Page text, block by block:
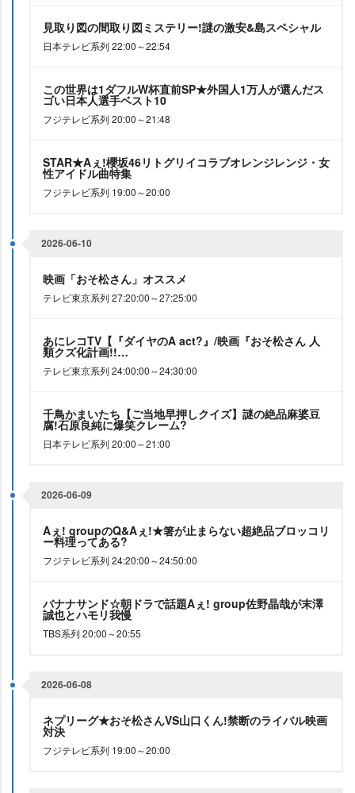
見取り図の間取り図ミステリー!謎の激安&島スペシャル
日本テレビ系列 22:00～22:54
この世界は1ダフルW杯直前SP★外国人1万人が選んだス
ゴい日本人選手ベスト10
フジテレビ系列 20:00～21:48
STAR★Aぇ!櫻坂46リトグリイコラブオレンジレンジ・女
性アイドル曲特集
フジテレビ系列 19:00～20:00
2026-06-10
映画「おそ松さん」オススメ
テレビ東京系列 27:20:00～27:25:00
あにレコTV【『ダイヤのA act?』/映画『おそ松さん 人
類クズ化計画!!…
テレビ東京系列 24:00:00～24:30:00
千鳥かまいたち【ご当地早押しクイズ】謎の絶品麻婆豆
腐!石原良純に爆笑クレーム?
日本テレビ系列 20:00～21:00
2026-06-09
Aぇ! groupのQ&Aぇ!★箸が止まらない超絶品ブロッコリ
ー料理ってある?
フジテレビ系列 24:20:00～24:50:00
バナナサンド☆朝ドラで話題Aぇ! group佐野晶哉が末澤
誠也とハモリ我慢
TBS系列 20:00～20:55
2026-06-08
ネプリーグ★おそ松さんVS山口くん!禁断のライバル映画
対決
フジテレビ系列 19:00～20:00